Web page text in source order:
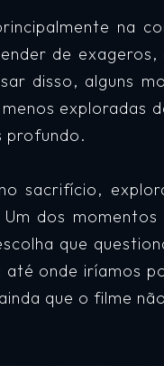
na
de
disso, alguns
exploradas
profundo.
sacrifício,
dos
que
onde iríamos
que o filme